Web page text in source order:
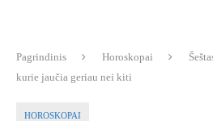
Pagrindinis Horoskopai
kurie jaučia geriau nei kiti
HOROSKOPAI